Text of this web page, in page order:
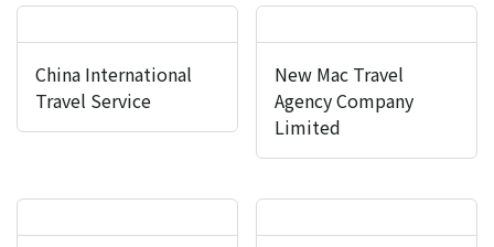
China International
Travel Service
New Mac Travel
Agency Company
Limited